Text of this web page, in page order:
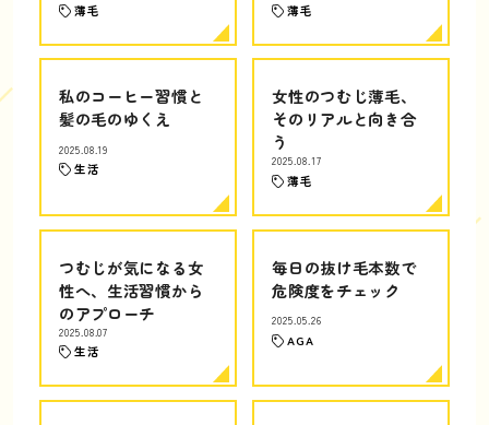
薄毛 薄毛
私のコーヒー習慣と
髪の毛のゆくえ
2025.08.19
生活
女性のつむじ薄毛、
そのリアルと向き合
う
2025.08.17
薄毛
つむじが気になる女
性へ、生活習慣から
のアプローチ
2025.08.07
生活
毎日の抜け毛本数で
危険度をチェック
2025.05.26
AGA